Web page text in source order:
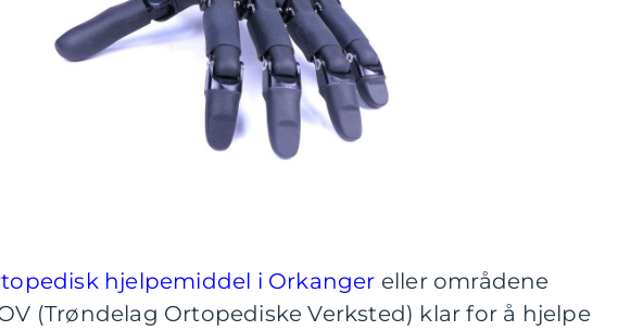
hjelpemiddel i Orkanger eller områdene
(Trøndelag Ortopediske Verksted) klar for å hjelpe